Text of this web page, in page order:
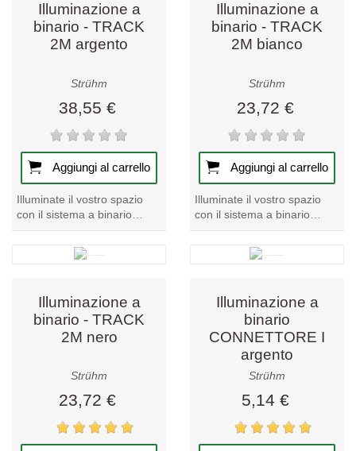
Illuminazione a
binario - TRACK
2M argento
Strühm
38,55 €
Aggiungi al carrello
Illuminate il vostro spazio
con il sistema a binario
argentato TRACK 2M, un
pezzo forte della nostra
collezione di...
Illuminazione a
binario - TRACK
2M bianco
Strühm
23,72 €
Aggiungi al carrello
Illuminate il vostro spazio
con il sistema a binario
bianco TRACK 2M, un
prodotto di spicco della
nostra categoria di...
Illuminazione a
binario - TRACK
2M nero
Strühm
23,72 €
Illuminazione a
binario
CONNETTORE I
argento
Strühm
5,14 €